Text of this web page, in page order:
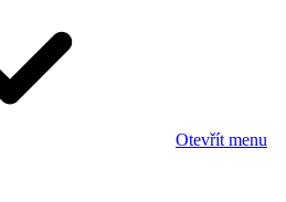
Otevřít menu